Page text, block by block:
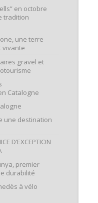
en octobre
tradition
une terre
vivante
gravel et
Catalogne
une destination
D’EXCEPTION
premier
durabilité
à vélo